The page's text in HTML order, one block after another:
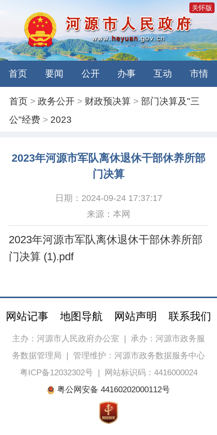
关怀版
首页 要闻 公开 办事 互动 市情
首页 >政务公开 > 财政预决算 >部门决算及"三
公"经费 > 2023
2023年河源市军队离休退休干部休养所部
门决算
日期：2024-09-24 17:37:17
来源：本网
2023年河源市军队离休退休干部休养所部
门决算 (1).pdf
网站记事 地图导航 网站声明 联系我们
主办：河源市人民政府办公室 | 承办：河源市政务服
务数据管理局 | 管理维护：河源市政务数据服务中心
粤ICP备12032302号|
网站标识码：4416000024
粤公网安备 44160202000112号